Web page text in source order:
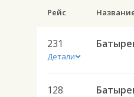
Рейс
231
Детали
128